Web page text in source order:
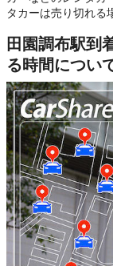
タカーは売り切れる
田園調布駅到
る時間につい